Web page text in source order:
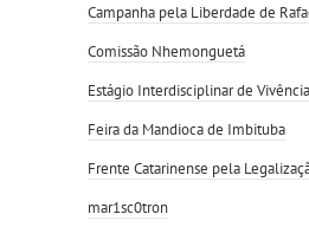
Campanha pela Liberdade de
Comissão Nhemonguetá
Estágio Interdisciplinar de
Feira da Mandioca de Imbituba
Frente Catarinense pela
mar1sc0tron